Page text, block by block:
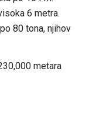
6 metra.
80 tona, njihov
metara